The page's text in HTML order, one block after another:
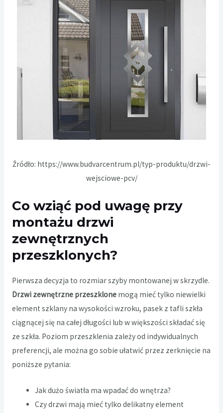
Źródło: https://www.budvarcentrum.pl/typ-produktu/drzwi-
wejsciowe-pcv/
Co wziąć pod uwagę przy
montażu drzwi
zewnętrznych
przeszklonych?
Pierwsza decyzja to rozmiar szyby montowanej w skrzydle.
Drzwi zewnętrzne przeszklonemogą mieć tylko niewielki
element szklany na wysokości wzroku, pasek z tafli szkła
ciągnącej się na całej długości lub w większości składać się
ze szkła. Poziom przeszklenia zależy od indywidualnych
preferencji, ale można go sobie ułatwić przez zerknięcie na
poniższe pytania:
Jak dużo światła ma wpadać do wnętrza?
Czy drzwi mają mieć tylko delikatny element